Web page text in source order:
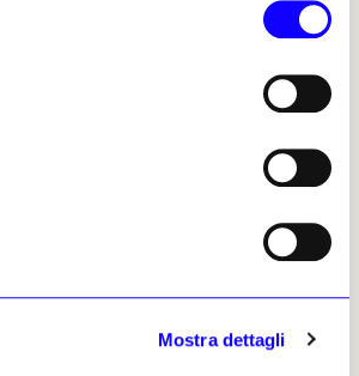
Mostra dettagli